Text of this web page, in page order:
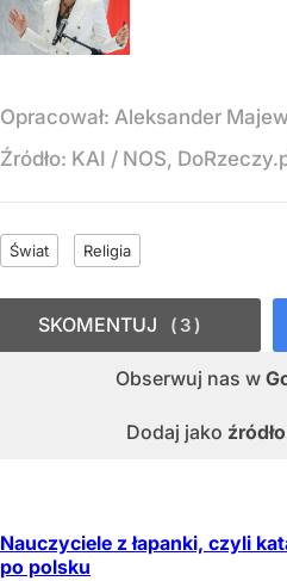
Opracował: Aleksander
Źródło: KAI / NOS,
Świat Religia
Obserwuj nas w
Dodaj jako
SKOMENTUJ 3
Nauczyciele z łapanki, czyli
po polsku